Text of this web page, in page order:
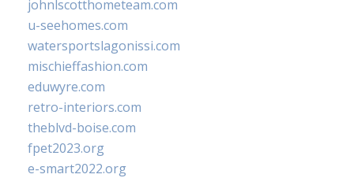
johnlscotthometeam.com
u-seehomes.com
watersportslagonissi.com
mischieffashion.com
eduwyre.com
retro-interiors.com
theblvd-boise.com
fpet2023.org
e-smart2022.org